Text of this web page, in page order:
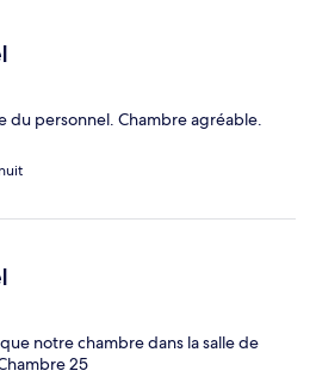
du personnel. Chambre agréable.
notre chambre dans la salle de
25